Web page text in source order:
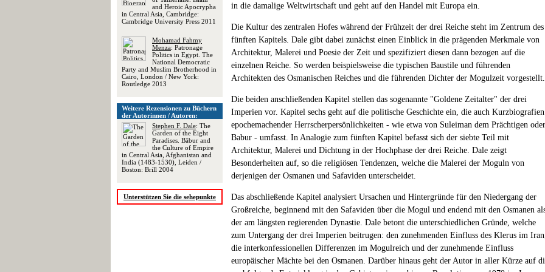
and Heroic Apocrypha
in Central Asia, Cambridge:
Cambridge University Press 2011
Mohamad Fahmy
Menza: Patronage
Politics in Egypt. The
National Democratic
Party and Muslim Brotherhood in
Cairo, London / New York:
Routledge 2013
Weitere Rezensionen zu Büchern
der Autorinnen / Autoren:
Stephen F. Dale: The
Garden of the Eight
Paradises. Bābur and
the Culture of Empire
in Central Asia, Afghanistan and
India (1483-1530), Leiden /
Boston: Brill 2004
Unterstützen Sie die sehepunkte
in die damalige Weltwirtschaft und geht auf den Handel mit Europa ein.
Die Kultur des zentralen Hofes während der Frühzeit der drei Reiche steht im Zentrum des
fünften Kapitels. Dale gibt dabei zunächst einen Einblick in die prägenden Merkmale von
Architektur, Malerei und Poesie der Zeit und spezifiziert diesen dann bezogen auf die
einzelnen Reiche. So werden beispielsweise die typischen Baustile und führenden
Architekten des Osmanischen Reiches und die führenden Dichter der Mogulzeit vorgestellt.
Die beiden anschließenden Kapitel stellen das sogenannte "Goldene Zeitalter" der drei
Imperien vor. Kapitel sechs geht auf die politische Geschichte ein, die auch Kurzbiografien
epochemachender Herrscherpersönlichkeiten - wie etwa von Suleiman dem Prächtigen oder
Babur - umfasst. In Analogie zum fünften Kapitel befasst sich der siebte Teil mit
Architektur, Malerei und Dichtung in der Hochphase der drei Reiche. Dale zeigt
Besonderheiten auf, so die religiösen Tendenzen, welche die Malerei der Moguln von
derjenigen der Osmanen und Safaviden unterscheidet.
Das abschließende Kapitel analysiert Ursachen und Hintergründe für den Niedergang der
Großreiche, beginnend mit den Safaviden über die Mogul und endend mit den Osmanen
der am längsten regierenden Dynastie. Dale betont die unterschiedlichen Gründe, welche
zum Untergang der drei Imperien beitrugen: den zunehmenden Einfluss des Klerus im
die interkonfessionellen Differenzen im Mogulreich und der zunehmende Einfluss
europäischer Mächte bei den Osmanen. Darüber hinaus geht der Autor in aller Kürze auf